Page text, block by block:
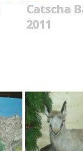
Catscha
2011